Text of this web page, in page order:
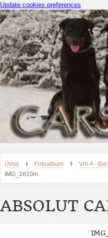
Update cookies preferences
Úvod › Fotoalbum › Vrh A -
IMG_1810m
ABSOLUT